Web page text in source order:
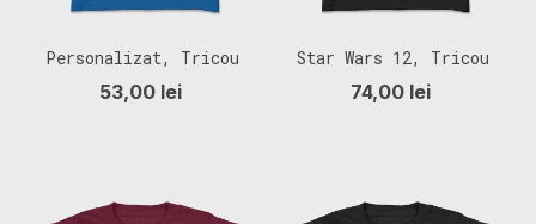
Personalizat, Tricou
Copii
53,00 lei
Star Wars 12, Tricou
Copii
74,00 lei